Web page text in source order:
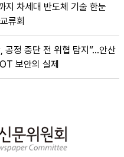
지 차세대 반도체 기술 한눈
류회
공정 중단 전 위협 탐지”…안산
보안의 실제